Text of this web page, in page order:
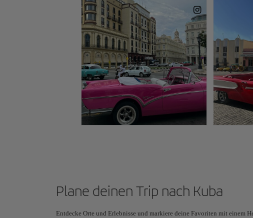
Plane deinen Trip nach Kuba
Entdecke Orte und Erlebnisse und markiere deine Favoriten mit einem